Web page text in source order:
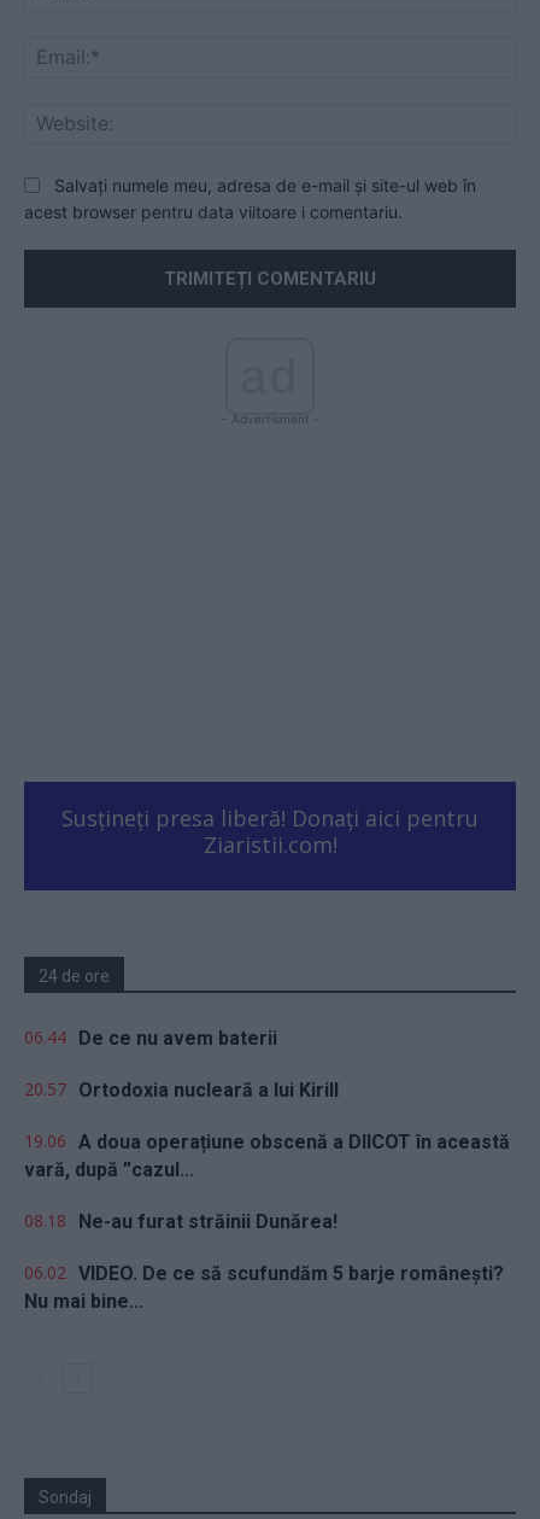
Salvați numele meu, adresa de e-mail și site-ul web în
acest browser pentru data viitoare i comentariu.
- Advertisment -
Susțineți presa liberă! Donați aici pentru
Ziaristii.com!
24 de ore
06.44 De ce nu avem baterii
20.57 Ortodoxia nucleară a lui Kirill
19.06 A doua operațiune obscenă a DIICOT în această
vară, după ”cazul...
08.18 Ne-au furat străinii Dunărea!
06.02 VIDEO. De ce să scufundăm 5 barje românești?
Nu mai bine...
Sondaj